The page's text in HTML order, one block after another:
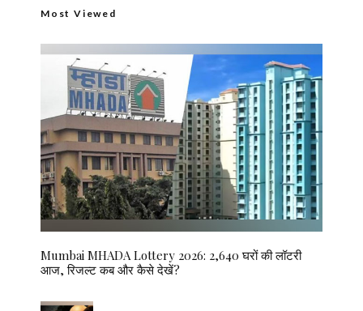
Most Viewed
Mumbai MHADA Lottery 2026: 2,640 घरों की लॉटरी
आज, रिजल्ट कब और कैसे देखें?